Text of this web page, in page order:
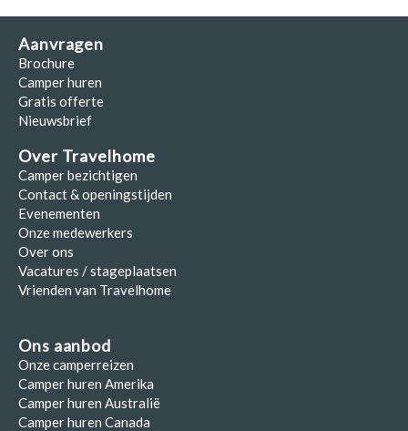
Aanvragen
Brochure
Camper huren
Gratis offerte
Nieuwsbrief
Over Travelhome
Camper bezichtigen
Contact & openingstijden
Evenementen
Onze medewerkers
Over ons
Vacatures / stageplaatsen
Vrienden van Travelhome
Ons aanbod
Onze camperreizen
Camper huren Amerika
Camper huren Australië
Camper huren Canada